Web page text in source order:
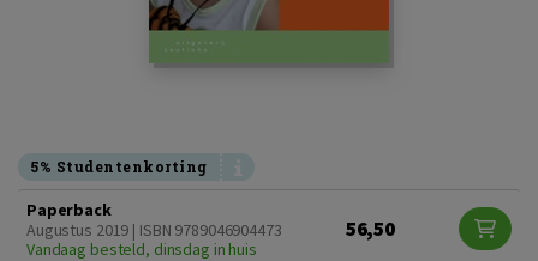
5% Studentenkorting
Paperback
Augustus 2019 | ISBN 9789046904473
Vandaag besteld, dinsdag in huis
56,50